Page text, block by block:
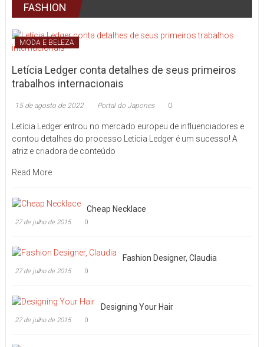
FASHION
MODA E BELEZA
Letícia Ledger conta detalhes de seus primeiros
trabalhos internacionais
15 de agosto de 2022 Portal do Japones 0
Letícia Ledger entrou no mercado europeu de influenciadores e
contou detalhes do processo Letícia Ledger é um sucesso! A
atriz e criadora de conteúdo
Read More
Cheap Necklace
27 de julho de 2015 0
Fashion Designer, Claudia
27 de julho de 2015 0
Designing Your Hair
27 de julho de 2015 0